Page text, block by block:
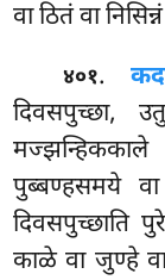
वा ठितं वा
४०१.
दिवसपुच्छा,
पुब्बण्हसमये
दिवसपुच्छाति
काळे वा जुण्हे